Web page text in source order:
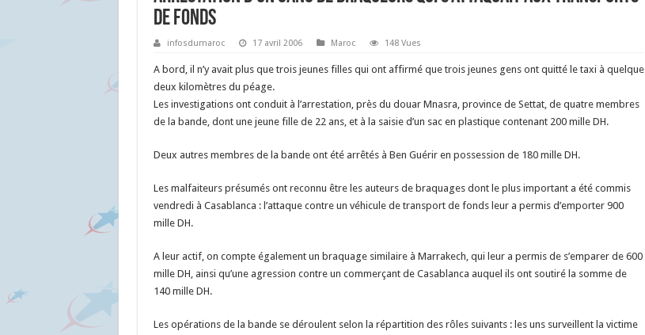
de fonds
infosdumaroc 17 avril 2006 Maroc 148 Vues
A bord, il n’y avait plus que trois jeunes filles qui ont affirmé que trois jeunes gens ont quitté le taxi à quelque
deux kilomètres du péage.
Les investigations ont conduit à l’arrestation, près du douar Mnasra, province de Settat, de quatre membres
de la bande, dont une jeune fille de 22 ans, et à la saisie d’un sac en plastique contenant 200 mille DH.
Deux autres membres de la bande ont été arrêtés à Ben Guérir en possession de 180 mille DH.
Les malfaiteurs présumés ont reconnu être les auteurs de braquages dont le plus important a été commis
vendredi à Casablanca : l’attaque contre un véhicule de transport de fonds leur a permis d’emporter 900
mille DH.
A leur actif, on compte également un braquage similaire à Marrakech, qui leur a permis de s’emparer de 600
mille DH, ainsi qu’une agression contre un commerçant de Casablanca auquel ils ont soutiré la somme de
140 mille DH.
Les opérations de la bande se déroulent selon la répartition des rôles suivants : les uns surveillent la victime